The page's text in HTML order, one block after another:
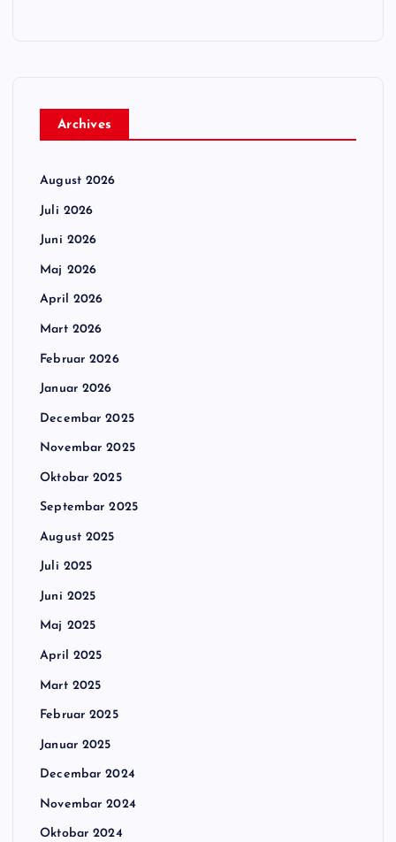
Archives
August 2026
Juli 2026
Juni 2026
Maj 2026
April 2026
Mart 2026
Februar 2026
Januar 2026
Decembar 2025
Novembar 2025
Oktobar 2025
Septembar 2025
August 2025
Juli 2025
Juni 2025
Maj 2025
April 2025
Mart 2025
Februar 2025
Januar 2025
Decembar 2024
Novembar 2024
Oktobar 2024